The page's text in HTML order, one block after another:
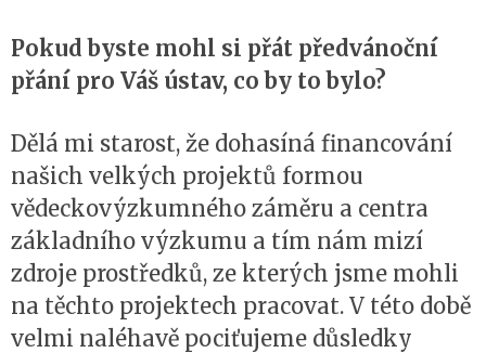
Pokud byste mohl si přát předvánoční
přání pro Váš ústav, co by to bylo?
Dělá mi starost, že dohasíná financování
našich velkých projektů formou
vědeckovýzkumného záměru a centra
základního výzkumu a tím nám mizí
zdroje prostředků, ze kterých jsme mohli
na těchto projektech pracovat. V této době
velmi naléhavě pociťujeme důsledky